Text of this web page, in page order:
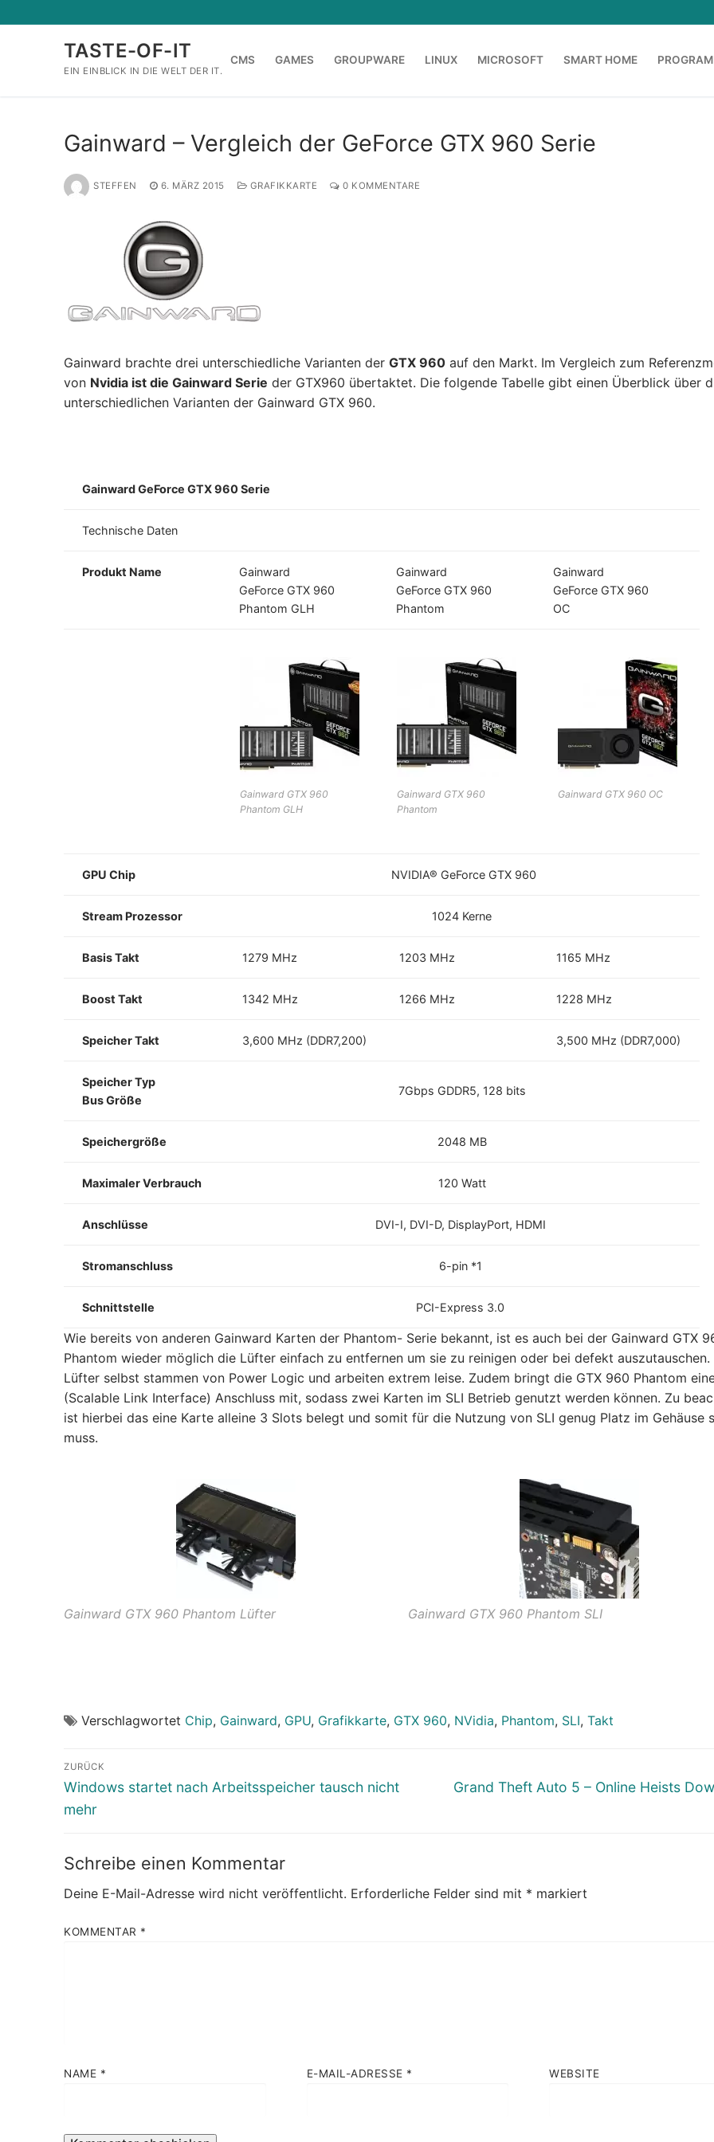
Inhalt
TASTE-OF-IT
EIN EINBLICK IN DIE WELT DER IT.
CMS GAMES GROUPWARE LINUX MICROSOFT SMART HOME
Gainward – Vergleich der GeForce GTX 960 Serie
STEFFEN 6. MÄRZ 2015 GRAFIKKARTE 0 KOMMENTARE
Gainward brachte drei unterschiedliche Varianten der GTX 960 auf den Markt. Im Vergleich zum
von Nvidia ist die Gainward Serie der GTX960 übertaktet. Die folgende Tabelle gibt einen Überblick über
unterschiedlichen Varianten der Gainward GTX 960.
Gainward GeForce GTX 960 Serie
Technische Daten
Produkt Name
Gainward
GeForce GTX 960
Phantom GLH
Gainward
GeForce GTX 960
Phantom
Gainward
GeForce GTX 960
OC
Gainward GTX 960
Phantom GLH
Gainward GTX 960
Phantom
Gainward GTX 960 OC
GPU Chip NVIDIA® GeForce GTX 960
Stream Prozessor 1024 Kerne
Basis Takt 1279 MHz 1203 MHz 1165 MHz
Boost Takt 1342 MHz 1266 MHz 1228 MHz
Speicher Takt 3,600 MHz (DDR7,200) 3,500 MHz (DDR7,000)
Speicher Typ
Bus Größe
7Gbps GDDR5, 128 bits
Speichergröße 2048 MB
Maximaler Verbrauch 120 Watt
Anschlüsse DVI-I, DVI-D, DisplayPort, HDMI
Stromanschluss 6-pin *1
Schnittstelle PCI-Express 3.0
Wie bereits von anderen Gainward Karten der Phantom- Serie bekannt, ist es auch bei der Gainward GTX
Phantom wieder möglich die Lüfter einfach zu entfernen um sie zu reinigen oder bei defekt auszutauschen.
Lüfter selbst stammen von Power Logic und arbeiten extrem leise. Zudem bringt die GTX 960 Phantom
(Scalable Link Interface) Anschluss mit, sodass zwei Karten im SLI Betrieb genutzt werden können. Zu
ist hierbei das eine Karte alleine 3 Slots belegt und somit für die Nutzung von SLI genug Platz im Gehäuse
muss.
Gainward GTX 960 Phantom Lüfter Gainward GTX 960 Phantom SLI
Verschlagwortet Chip, Gainward, GPU, Grafikkarte, GTX 960, NVidia, Phantom, SLI, Takt
Beitragsnavigation
ZURÜCK
Vorheriger
Beitrag:
Windows startet nach Arbeitsspeicher tausch nicht
mehr
Nächster
Grand Theft Auto 5 – Online Heists
Schreibe einen Kommentar
Deine E-Mail-Adresse wird nicht veröffentlicht. Erforderliche Felder sind mit * markiert
KOMMENTAR *
NAME * E-MAIL-ADRESSE * WEBSITE